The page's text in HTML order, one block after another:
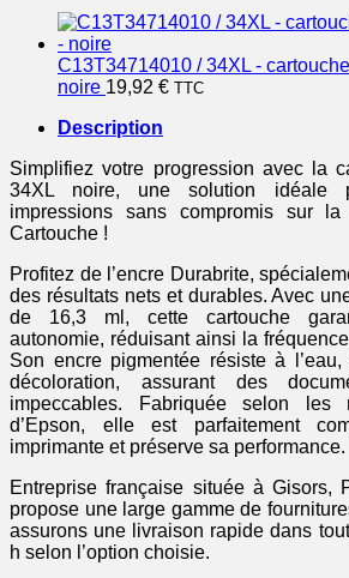
C13T34714010 / 34XL -
noire 19,92 € TTC
Description
Simplifiez votre progression avec la
34XL noire, une solution idéale
impressions sans compromis sur
Cartouche !
Profitez de l’encre Durabrite,
des résultats nets et durables. Avec
de 16,3 ml, cette cartouche
autonomie, réduisant ainsi la
Son encre pigmentée résiste à
décoloration, assurant des
impeccables. Fabriquée selon les
d’Epson, elle est parfaitement
imprimante et préserve sa performance.
Entreprise française située à Gisors,
propose une large gamme de
assurons une livraison rapide dans
h selon l’option choisie.